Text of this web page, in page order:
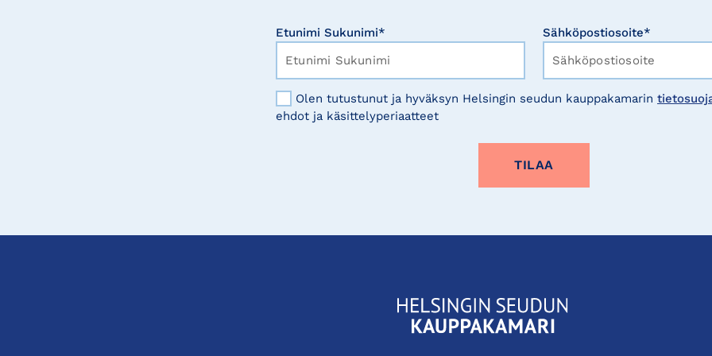
Etunimi Sukunimi* Sähköpostiosoite*
Olen tutustunut ja hyväksyn Helsingin seudun kauppakamarin
ehdot ja käsittelyperiaatteet
KauppakamariHelsingin
seudun